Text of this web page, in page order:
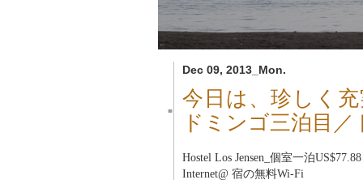
Dec 09, 2013_Mon.
■
今日は、珍しく
ドミンゴ三泊目
Hostel Los Jensen_個室一泊US$77.88
Internet@ 宿の無料Wi-Fi